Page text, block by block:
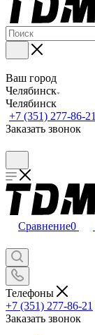
Ваш город
Челябинск
Челябинск
+7 (351) 277-86-21
Заказать звонок
Сравнение0
Телефоны
+7 (351) 277-86-21
Заказать звонок